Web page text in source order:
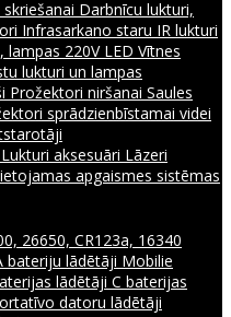
Darbnīcu lukturi,
Infrasarkano staru IR lukturi
lampas 220V LED Vītnes
lukturi un lampas
Prožektori niršanai Saules
sprādzienbīstamai videi
Lukturi aksesuāri Lāzeri
apgaismes sistēmas
26650, CR123a, 16340
bateriju lādētāji Mobilie
lādētāji C baterijas
datoru lādētāji